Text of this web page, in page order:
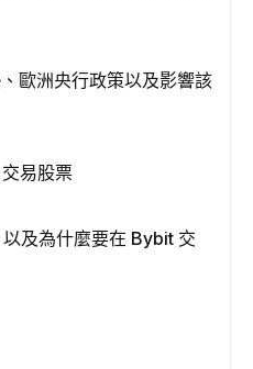
歐洲央行政策以及影響該
易股票
及為什麼要在 Bybit 交